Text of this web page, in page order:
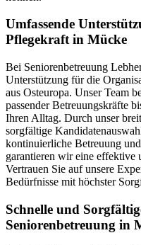
Umfassende
Pflegekraft in Mücke
Bei Seniorenbetreuung
Unterstützung für die
aus Osteuropa. Unser Team
passender Betreuungskräfte
Ihren Alltag. Durch unser
sorgfältige
kontinuierliche Betreuung
garantieren wir eine effektive
Vertrauen Sie auf unsere
Bedürfnisse mit höchster
Schnelle und
Seniorenbetreuung in